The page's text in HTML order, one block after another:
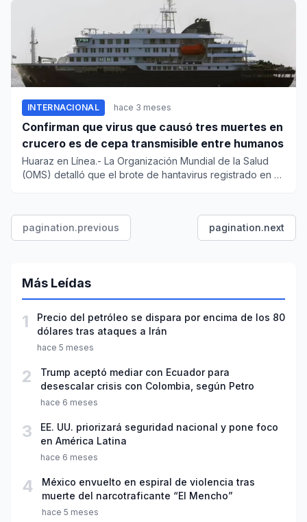
INTERNACIONAL hace 3 meses
Confirman que virus que causó tres muertes en
crucero es de cepa transmisible entre humanos
Huaraz en Línea.- La Organización Mundial de la Salud
(OMS) detalló que el brote de hantavirus registrado en el
pagination.previous pagination.next
Más Leídas
1
Precio del petróleo se dispara por encima de los 80
dólares tras ataques a Irán
hace 5 meses
2
Trump aceptó mediar con Ecuador para
desescalar crisis con Colombia, según Petro
hace 6 meses
3
EE. UU. priorizará seguridad nacional y pone foco
en América Latina
hace 6 meses
4
México envuelto en espiral de violencia tras
muerte del narcotraficante “El Mencho”
hace 5 meses